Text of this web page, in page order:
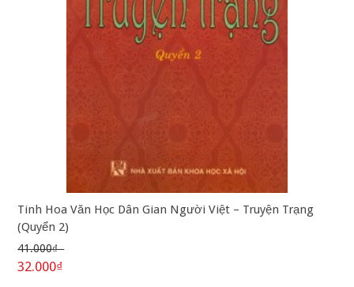
Tinh Hoa Văn Học Dân Gian Người Việt – Truyện Trạng
(Quyển 2)
41.000₫
32.000₫